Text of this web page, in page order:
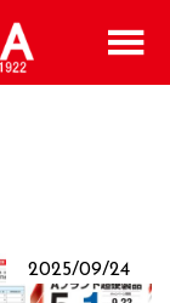
2025/09/24